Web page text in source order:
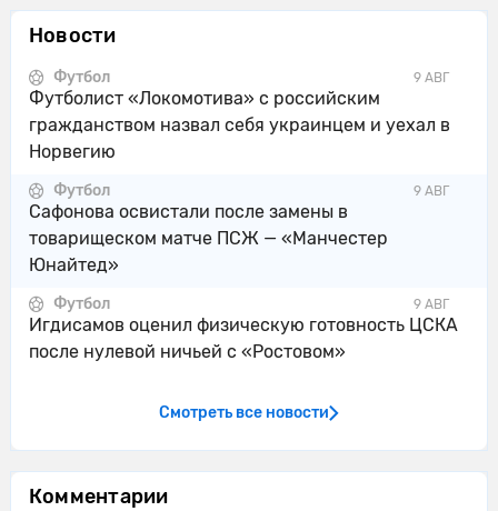
Новости
9 АВГ
Футбол
Футболист «Локомотива» с российским
гражданством назвал себя украинцем и уехал в
Норвегию
9 АВГ
Футбол
Сафонова освистали после замены в
товарищеском матче ПСЖ — «Манчестер
Юнайтед»
9 АВГ
Футбол
Игдисамов оценил физическую готовность ЦСКА
после нулевой ничьей с «Ростовом»
Смотреть все новости
Комментарии